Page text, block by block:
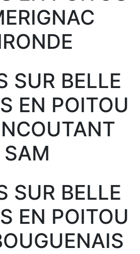
SUR BELLE
EN POITOU
SAM
SUR BELLE
EN POITOU